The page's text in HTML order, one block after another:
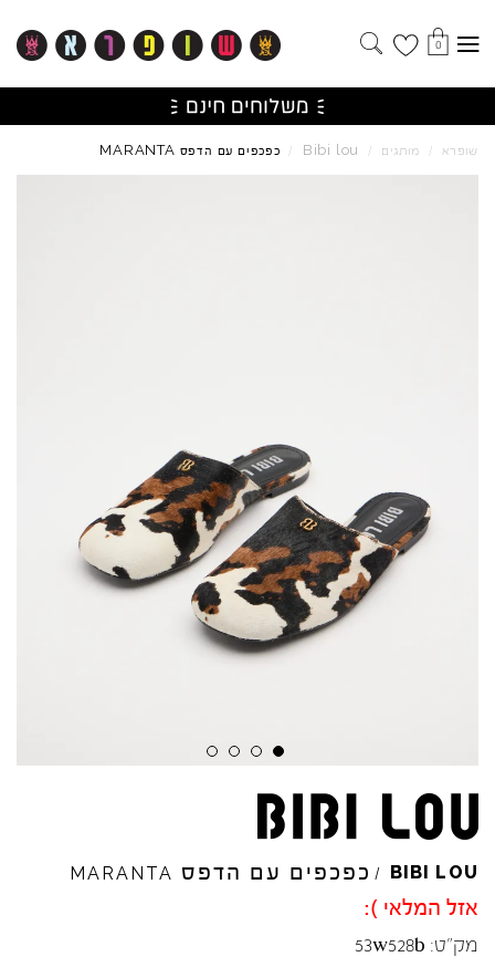
0
שופרא / מותגים /
Bibi lou
/ כפכפים עם הדפס MARANTA
BIBI LOU
/ כפכפים עם הדפס MARANTA
אזל המלאי ):
מק"ט: 53w528b